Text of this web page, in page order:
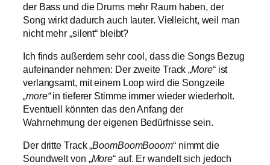
der Bass und die Drums mehr Raum haben, der
Song wirkt dadurch auch lauter. Vielleicht, weil man
nicht mehr „silent“ bleibt?
Ich finds außerdem sehr cool, dass die Songs Bezug
aufeinander nehmen: Der zweite Track „More“ ist
verlangsamt, mit einem Loop wird die Songzeile
„more“in tieferer Stimme immer wieder wiederholt.
Eventuell könnten das den Anfang der
Wahrnehmung der eigenen Bedürfnisse sein.
Der dritte Track „BoomBoomBooom“ nimmt die
Soundwelt von „More“ auf. Er wandelt sich jedoch